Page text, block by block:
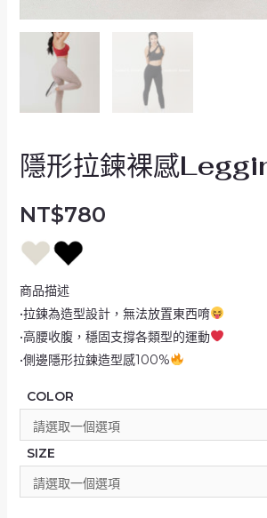
隱形拉鍊裸感
NT$780
商品描述
•拉鍊為造型設計，無法放置東西唷
•高腰收腹，穩固支撐各類型的運動
•側邊隱形拉鍊造型感100%
COLOR
SIZE